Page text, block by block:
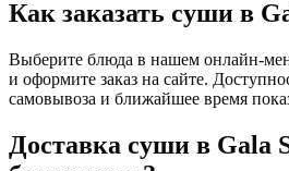
Как заказать суши в
Выберите блюда в нашем онлайн-
и оформите заказ на сайте.
самовывоза и ближайшее время
Доставка суши в Gala